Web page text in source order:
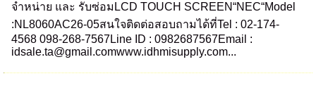
จำหน่าย และ รับซ่อมLCD TOUCH SCREEN“NEC“Model
:NL8060AC26-05สนใจติดต่อสอบถามได้ที่Tel : 02-174-
4568 098-268-7567Line ID : 0982687567Email :
idsale.ta@gmail.comwww.idhmisupply.com...